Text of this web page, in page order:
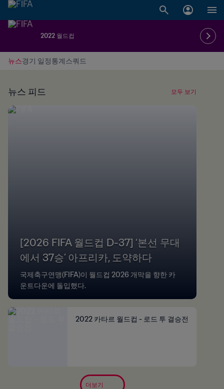
2022 월드컵
뉴스경기 일정통계스쿼드
뉴스 피드 모두 보기
[2026 FIFA 월드컵 D-37] ‘본선 무대
에서 37승’ 아프리카, 도약하다
국제축구연맹(FIFA)이 월드컵 2026 개막을 향한 카
운트다운에 돌입했다.
2022 카타르 월드컵 - 로드 투 결승전
더보기